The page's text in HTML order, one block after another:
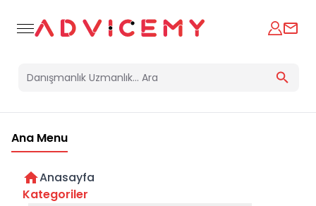
Ana Menu
Anasayfa
Kategoriler